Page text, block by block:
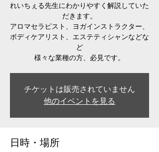
れいちぇる先生にわかりやすく解説していた
だきます。
アロマセラピスト、ヨガインストラクター、
ボディケアリスト、エステティシャンなどな
ど
様々な業種の方、必見です。
チケットは販売されていません
他のイベントを見る
日時・場所